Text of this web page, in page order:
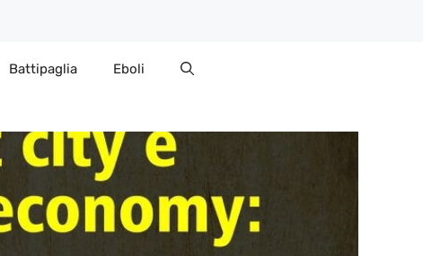
Battipaglia Eboli